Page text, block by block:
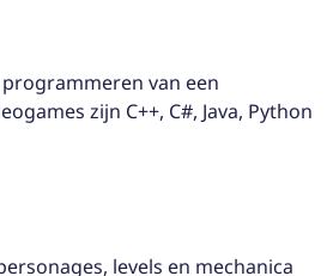
van een
zijn C++, C#, Java, Python
levels en mechanica